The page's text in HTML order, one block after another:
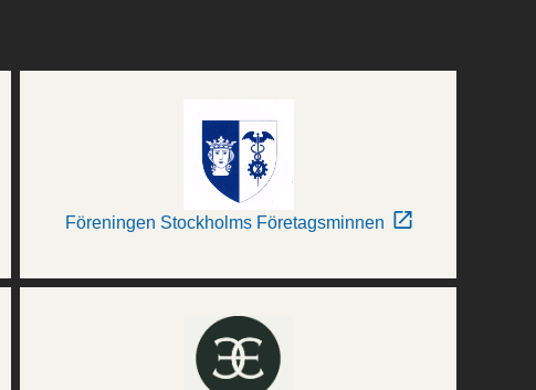
Föreningen Stockholms Företagsminnen